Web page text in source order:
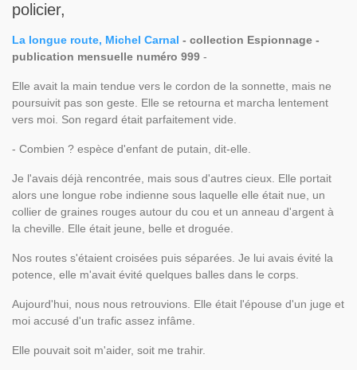
policier,
La longue route, Michel Carnal - collection Espionnage -
publication mensuelle numéro 999 -
Elle avait la main tendue vers le cordon de la sonnette, mais ne
poursuivit pas son geste. Elle se retourna et marcha lentement
vers moi. Son regard était parfaitement vide.
- Combien ? espèce d'enfant de putain, dit-elle.
Je l'avais déjà rencontrée, mais sous d'autres cieux. Elle portait
alors une longue robe indienne sous laquelle elle était nue, un
collier de graines rouges autour du cou et un anneau d'argent à
la cheville. Elle était jeune, belle et droguée.
Nos routes s'étaient croisées puis séparées. Je lui avais évité la
potence, elle m'avait évité quelques balles dans le corps.
Aujourd'hui, nous nous retrouvions. Elle était l'épouse d'un juge et
moi accusé d'un trafic assez infâme.
Elle pouvait soit m'aider, soit me trahir.